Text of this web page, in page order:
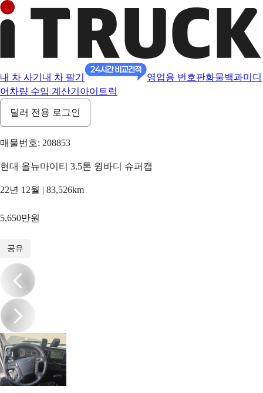
내 차 사기 내 차 팔기 영업용 번호판화물백과미디
어 차량 수입 계산기 아이트럭
딜러 전용 로그인
매물번호: 208853
현대 올뉴마이티 3.5톤 윙바디 슈퍼캡
22년 12월 | 83,526km
5,650만원
공유
/17